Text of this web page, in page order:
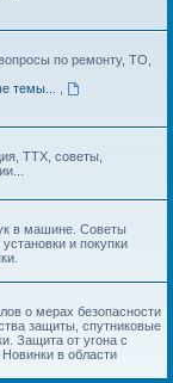
по ремонту, ТО,
темы...
ТТХ, советы,
в машине. Советы
и покупки
о мерах безопасности
защиты, спутниковые
Защита от угона с
в области